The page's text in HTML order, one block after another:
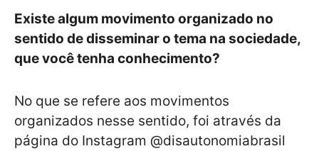
Existe algum movimento organizado no
sentido de disseminar o tema na sociedade,
que você tenha conhecimento?
No que se refere aos movimentos
organizados nesse sentido, foi através da
página do Instagram @disautonomiabrasil